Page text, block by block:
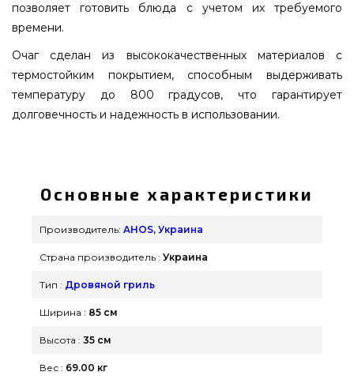
позволяет готовить блюда с учетом их требуемого
времени.
Очаг сделан из высококачественных материалов с
термостойким покрытием, способным выдерживать
температуру до 800 градусов, что гарантирует
долговечность и надежность в использовании.
приобрести от самых лучших производителей
AHOS, Украина по оправданной стоимости всего
46 200 грн. в магазине грилей и барбекью
дровах в каталоге интернет магазина
grillpoint.com.ua Напишите прямо сейчас нашим
Черновцы, Кременчуг, Бердянск
Основные характеристики
Производитель: AHOS, Украина
Страна производитель : Украина
Тип : Дровяной гриль
Ширина : 85 см
Высота : 35 см
Вес : 69.00 кг